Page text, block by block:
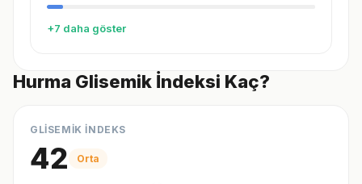
+7 daha göster
Hurma Glisemik İndeksi Kaç?
GLİSEMİK İNDEKS
42 Orta